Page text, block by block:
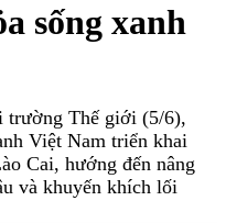
sống xanh
trường Thế giới (5/6),
Việt Nam triển khai
Cai, hướng đến nâng
và khuyến khích lối